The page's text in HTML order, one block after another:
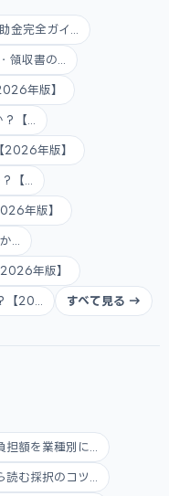
金完全ガイ...
収書の...
年版】
【...
2026年版】
【...
年版】
...
年版】
20... すべて見る →
額を業種別に...
む採択のコツ...